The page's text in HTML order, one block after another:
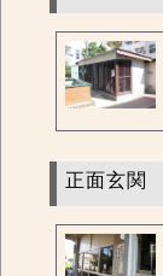
正面玄関